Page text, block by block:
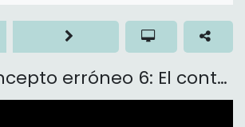
4.1.10 Concepto erróneo 6: El control es malo